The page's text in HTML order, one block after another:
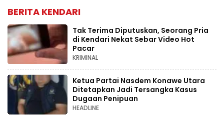
BERITA KENDARI
Tak Terima Diputuskan, Seorang Pria
di Kendari Nekat Sebar Video Hot
Pacar
KRIMINAL
Ketua Partai Nasdem Konawe Utara
Ditetapkan Jadi Tersangka Kasus
Dugaan Penipuan
HEADLINE